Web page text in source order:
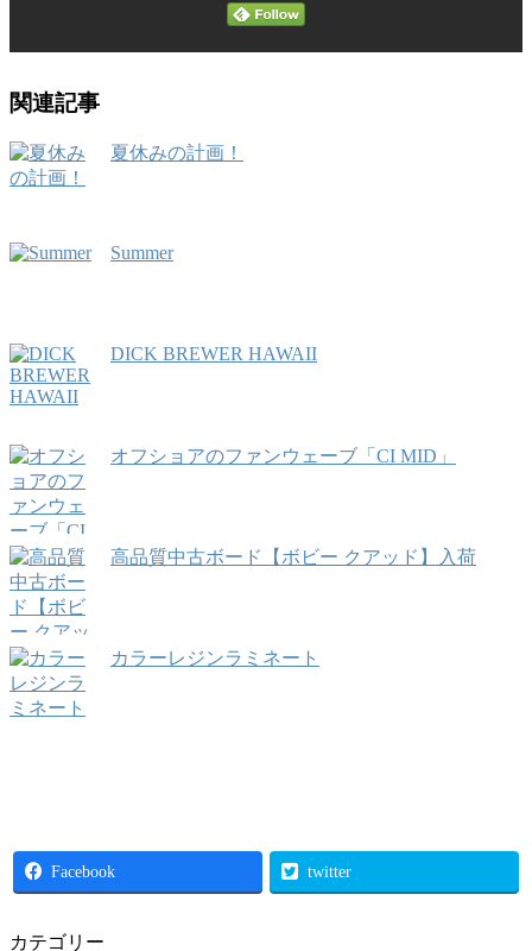
関連記事
夏休みの計画！
Summer
DICK BREWER HAWAII
オフショアのファンウェーブ「CI MID」
高品質中古ボード【ボビー クアッド】入荷
カラーレジンラミネート
Facebook twitter
カテゴリー